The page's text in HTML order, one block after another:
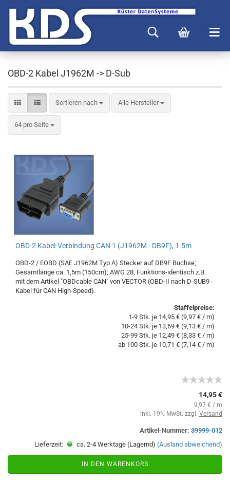
OBD-2 Kabel J1962M -> D-Sub
Sortieren nach Alle Hersteller
64 pro Seite
OBD-2 Kabel-Verbindung CAN 1 (J1962M - DB9F), 1.5m
OBD-2 / EOBD (SAE J1962M Typ A) Stecker auf DB9F Buchse;
Gesamtlänge ca. 1,5m (150cm); AWG 28; Funktions-identisch z.B.
mit dem Artikel "OBDcable CAN" von VECTOR (OBD-II nach D-SUB9 -
Kabel für CAN High-Speed).
Staffelpreise:
1-9 Stk. je 14,95 € (9,97 € / m)
10-24 Stk. je 13,69 € (9,13 € / m)
25-99 Stk. je 12,49 € (8,33 € / m)
ab 100 Stk. je 10,71 € (7,14 € / m)
14,95 €
9,97 € / m
inkl. 19% MwSt. zzgl. Versand
Artikel-Nummer: 39999-012
Lieferzeit:
ca. 2-4 Werktage (Lagernd) (Ausland abweichend)
IN DEN WARENKORB